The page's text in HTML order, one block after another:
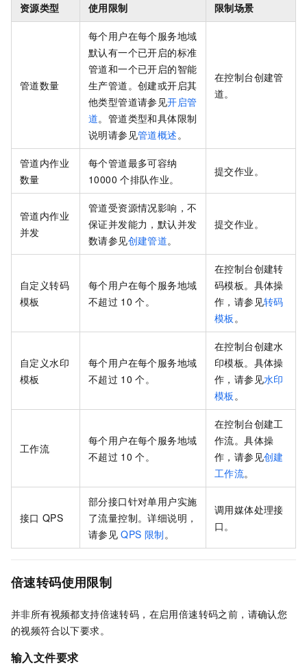
资源类型 使用限制 限制场景
管道数量
每个用户在每个服务地域
默认有一个已开启的标准
管道和一个已开启的智能
生产管道。创建或开启其
他类型管道请参见开启管
道。管道类型和具体限制
说明请参见管道概述。
在控制台创建管
道。
管道内作业
数量
每个管道最多可容纳
10000 个排队作业。
提交作业。
管道内作业
并发
管道受资源情况影响，不
保证并发能力，默认并发
数请参见创建管道。
提交作业。
自定义转码
模板
每个用户在每个服务地域
不超过 10 个。
在控制台创建转
码模板。具体操
作，请参见转码
模板 。
自定义水印
模板
每个用户在每个服务地域
不超过 10 个。
在控制台创建水
印模板。具体操
作，请参见水印
模板 。
工作流
每个用户在每个服务地域
不超过 10 个。
在控制台创建工
作流。具体操
作，请参见创建
工作流。
接口 QPS
部分接口针对单用户实施
了流量控制。详细说明，
请参见 QPS 限制。
调用媒体处理接
口。
倍速转码使用限制
并非所有视频都支持倍速转码，在启用倍速转码之前，请确认您
的视频符合以下要求。
输入文件要求